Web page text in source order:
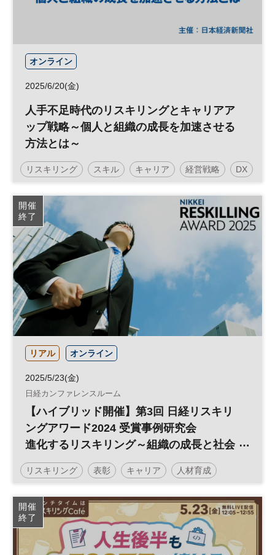
オンライン
2025/6/20(金)
人手不足時代のリスキリングとキャリアア
ップ戦略～個人と組織の成長を加速させる
方法とは～
リスキリング スキル キャリア 経営戦略 DX
参加無料
日経メッセプレミアム・カンファレンス・シリーズ
開催
終了
リアル オンライン
2025/5/23(金)
日経カンファレンスルーム
【ハイブリッド開催】第3回 日経リスキリ
ングアワード2024 受賞事例研究会
進化するリスキリング～組織の成長と社会
課題解決を目指す仕組み～
リスキリング 表彰 キャリア 人材育成
参加無料
開催
終了